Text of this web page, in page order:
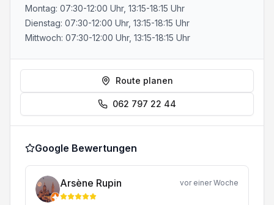
Montag: 07:30-12:00 Uhr, 13:15-18:15 Uhr
Dienstag: 07:30-12:00 Uhr, 13:15-18:15 Uhr
Mittwoch: 07:30-12:00 Uhr, 13:15-18:15 Uhr
Route planen
062 797 22 44
Google Bewertungen
Arsène Rupin vor einer Woche